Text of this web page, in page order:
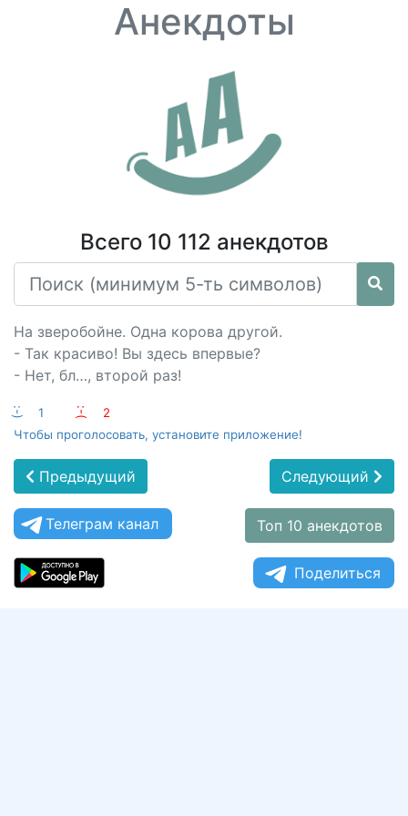
Анекдоты
Всего 10 112 анекдотов
На зверобойне. Одна корова другой.
- Так красиво! Вы здесь впервые?
- Нет, бл…, второй раз!
:-) 1 :-(
2
Чтобы проголосовать, установите приложение!
Предыдущий Следующий
Телеграм канал Топ 10 анекдотов
Поделиться